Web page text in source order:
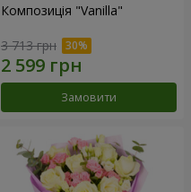
Композиція "Vanilla"
3 713 грн
Замовити